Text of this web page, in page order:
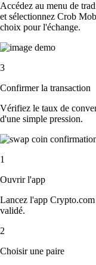
Accédez au menu de
et sélectionnez Crob
choix pour l'échange.
3
Confirmer la transaction
Vérifiez le taux de
d'une simple pression.
1
Ouvrir l'app
Lancez l'app
validé.
2
Choisir une paire